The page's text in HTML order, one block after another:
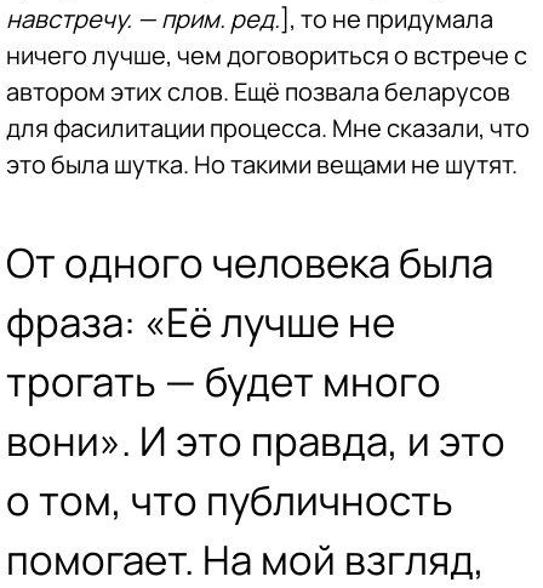
навстречу. — прим. ред.], то не придумала
ничего лучше, чем договориться о встрече с
автором этих слов. Ещё позвала беларусов
для фасилитации процесса. Мне сказали, что
это была шутка. Но такими вещами не шутят.
От одного человека была
фраза: «Её лучше не
трогать — будет много
вони». И это правда, и это
о том, что публичность
помогает. На мой взгляд,